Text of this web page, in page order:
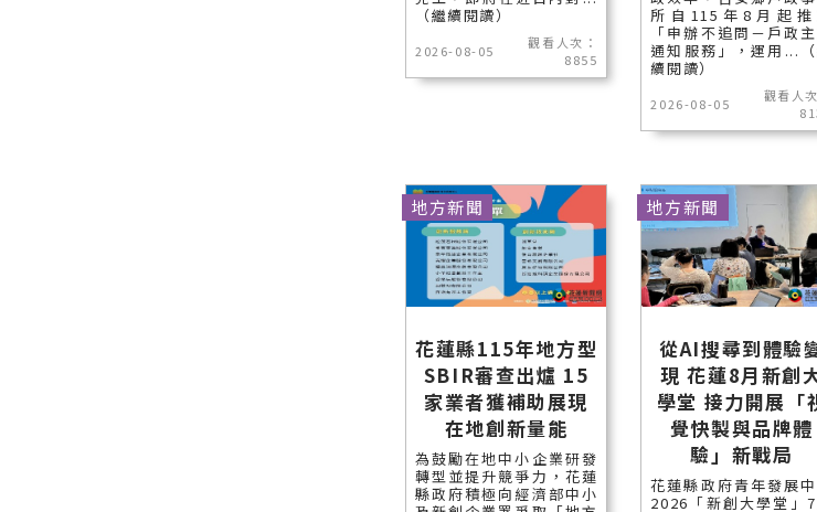
（繼續閱讀）
2026-08-05
觀看人次：
8855
所自115年8月起推
「申辦不追問－戶政
通知服務」，運用...
續閱讀）
2026-08-05
觀看人
花蓮縣115年地方型
SBIR審查出爐 15
家業者獲補助展現
在地創新量能
為鼓勵在地中小企業研發
轉型並提升競爭力，花蓮
縣政府積極向經濟部中小
地方新聞
從AI搜尋到體驗
現 花蓮8月新創
學堂 接力開展「
覺快製與品牌體
驗」新戰局
花蓮縣政府青年發展
2026「新創大學堂」7
地方新聞